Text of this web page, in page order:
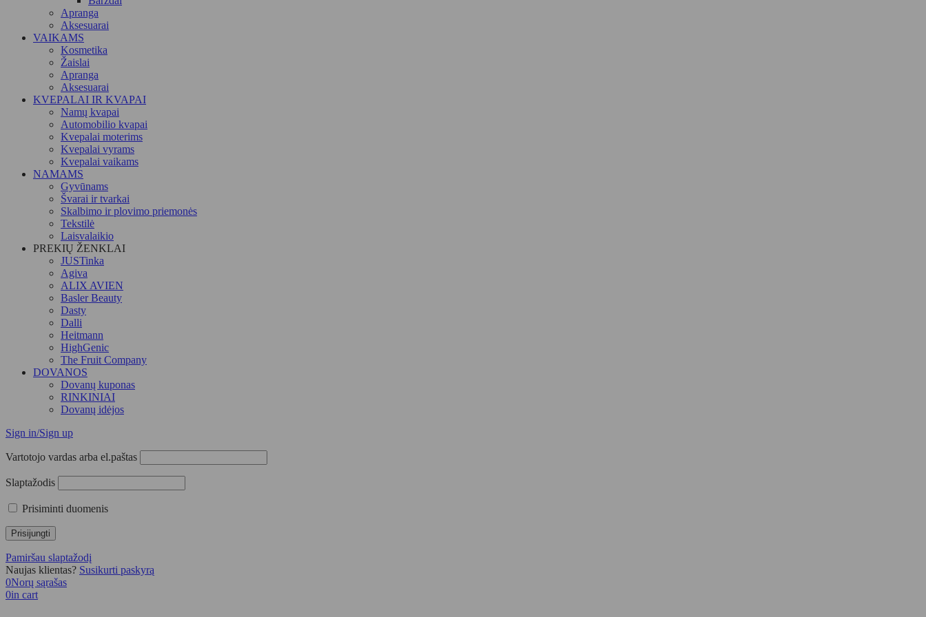
Apranga
Aksesuarai
VAIKAMS
Kosmetika
Žaislai
Apranga
Aksesuarai
KVEPALAI IR KVAPAI
Namų kvapai
Automobilio kvapai
Kvepalai moterims
Kvepalai vyrams
Kvepalai vaikams
NAMAMS
Gyvūnams
Švarai ir tvarkai
Skalbimo ir plovimo priemonės
Tekstilė
Laisvalaikio
PREKIŲ ŽENKLAI
JUSTinka
Agiva
ALIX AVIEN
Basler Beauty
Dasty
Dalli
Heitmann
HighGenic
The Fruit Company
DOVANOS
Dovanų kuponas
RINKINIAI
Dovanų idėjos
Sign in/Sign up
Vartotojo vardas arba el.paštas
Slaptažodis
Prisiminti duomenis
Pamiršau slaptažodį
Naujas klientas? Susikurti paskyrą
0Norų sąrašas
0in cart